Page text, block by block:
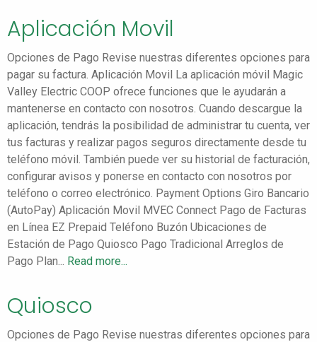
Aplicación Movil
Opciones de Pago Revise nuestras diferentes opciones para
pagar su factura. Aplicación Movil La aplicación móvil Magic
Valley Electric COOP ofrece funciones que le ayudarán a
mantenerse en contacto con nosotros. Cuando descargue la
aplicación, tendrás la posibilidad de administrar tu cuenta, ver
tus facturas y realizar pagos seguros directamente desde tu
teléfono móvil. También puede ver su historial de facturación,
configurar avisos y ponerse en contacto con nosotros por
teléfono o correo electrónico. Payment Options Giro Bancario
(AutoPay) Aplicación Movil MVEC Connect Pago de Facturas
en Línea EZ Prepaid Teléfono Buzón Ubicaciones de
Estación de Pago Quiosco Pago Tradicional Arreglos de
Pago Plan... Read more...
Quiosco
Opciones de Pago Revise nuestras diferentes opciones para